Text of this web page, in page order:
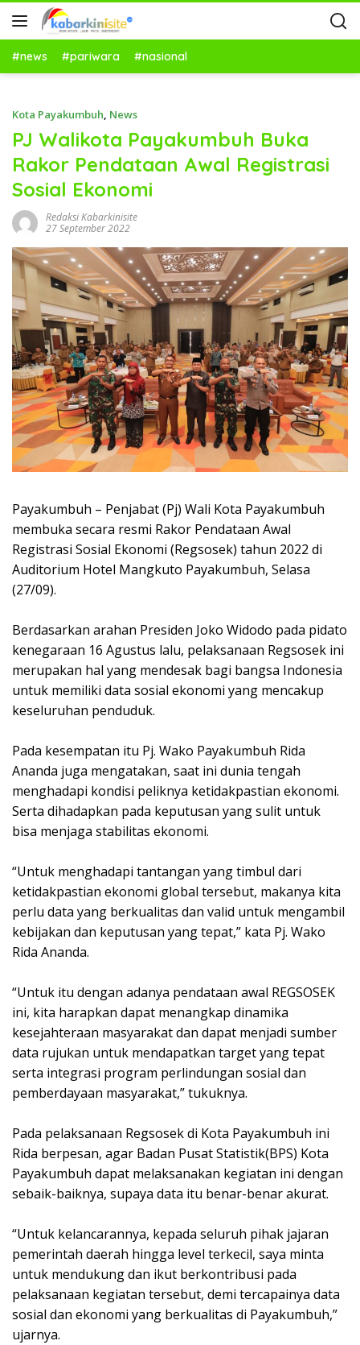
#news #pariwara #nasional
Kota Payakumbuh, News
PJ Walikota Payakumbuh Buka
Rakor Pendataan Awal Registrasi
Sosial Ekonomi
Redaksi Kabarkinisite
27 September 2022
Payakumbuh – Penjabat (Pj) Wali Kota Payakumbuh
membuka secara resmi Rakor Pendataan Awal
Registrasi Sosial Ekonomi (Regsosek) tahun 2022 di
Auditorium Hotel Mangkuto Payakumbuh, Selasa
(27/09).
Berdasarkan arahan Presiden Joko Widodo pada pidato
kenegaraan 16 Agustus lalu, pelaksanaan Regsosek ini
merupakan hal yang mendesak bagi bangsa Indonesia
untuk memiliki data sosial ekonomi yang mencakup
keseluruhan penduduk.
Pada kesempatan itu Pj. Wako Payakumbuh Rida
Ananda juga mengatakan, saat ini dunia tengah
menghadapi kondisi peliknya ketidakpastian ekonomi.
Serta dihadapkan pada keputusan yang sulit untuk
bisa menjaga stabilitas ekonomi.
“Untuk menghadapi tantangan yang timbul dari
ketidakpastian ekonomi global tersebut, makanya kita
perlu data yang berkualitas dan valid untuk mengambil
kebijakan dan keputusan yang tepat,” kata Pj. Wako
Rida Ananda.
“Untuk itu dengan adanya pendataan awal REGSOSEK
ini, kita harapkan dapat menangkap dinamika
kesejahteraan masyarakat dan dapat menjadi sumber
data rujukan untuk mendapatkan target yang tepat
serta integrasi program perlindungan sosial dan
pemberdayaan masyarakat,” tukuknya.
Pada pelaksanaan Regsosek di Kota Payakumbuh ini
Rida berpesan, agar Badan Pusat Statistik(BPS) Kota
Payakumbuh dapat melaksanakan kegiatan ini dengan
sebaik-baiknya, supaya data itu benar-benar akurat.
“Untuk kelancarannya, kepada seluruh pihak jajaran
pemerintah daerah hingga level terkecil, saya minta
untuk mendukung dan ikut berkontribusi pada
pelaksanaan kegiatan tersebut, demi tercapainya data
sosial dan ekonomi yang berkualitas di Payakumbuh,”
ujarnya.